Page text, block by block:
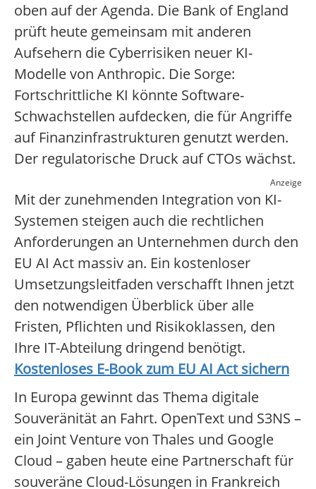
oben auf der Agenda. Die Bank of England
prüft heute gemeinsam mit anderen
Aufsehern die Cyberrisiken neuer KI-
Modelle von Anthropic. Die Sorge:
Fortschrittliche KI könnte Software-
Schwachstellen aufdecken, die für Angriffe
auf Finanzinfrastrukturen genutzt werden.
Der regulatorische Druck auf CTOs wächst.
Anzeige
Mit der zunehmenden Integration von KI-
Systemen steigen auch die rechtlichen
Anforderungen an Unternehmen durch den
EU AI Act massiv an. Ein kostenloser
Umsetzungsleitfaden verschafft Ihnen jetzt
den notwendigen Überblick über alle
Fristen, Pflichten und Risikoklassen, den
Ihre IT-Abteilung dringend benötigt.
Kostenloses E-Book zum EU AI Act sichern
In Europa gewinnt das Thema digitale
Souveränität an Fahrt. OpenText und S3NS –
ein Joint Venture von Thales und Google
Cloud – gaben heute eine Partnerschaft für
souveräne Cloud-Lösungen in Frankreich